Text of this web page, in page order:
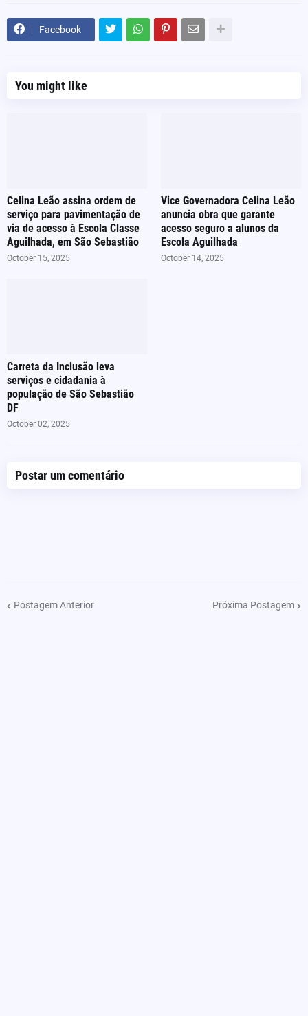
Facebook
You might like
Celina Leão assina ordem de
serviço para pavimentação de
via de acesso à Escola Classe
Aguilhada, em São Sebastião
October 15, 2025
Vice Governadora Celina Leão
anuncia obra que garante
acesso seguro a alunos da
Escola Aguilhada
October 14, 2025
Carreta da Inclusão leva
serviços e cidadania à
população de São Sebastião
DF
October 02, 2025
Postar um comentário
Postagem Anterior Próxima Postagem